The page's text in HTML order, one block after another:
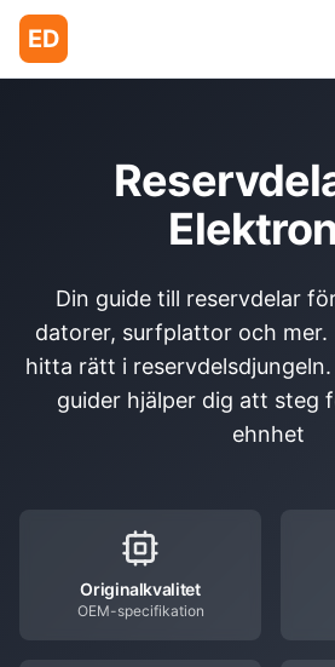
ED
Din guide till reservdelar
datorer, surfplattor och
hitta rätt i
guider hjälper dig att steg
ehnhet
Originalkvalitet
OEM-specifikation